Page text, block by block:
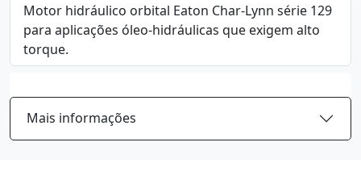
Motor hidráulico orbital Eaton Char-Lynn série 129
para aplicações óleo-hidráulicas que exigem alto
torque.
Mais informações